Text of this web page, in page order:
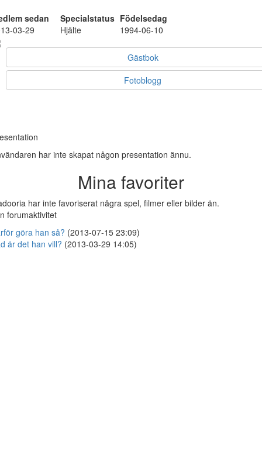
sedan Specialstatus Födelsedag
03-29
Hjälte 1994-06-10
Gästbok
Fotoblogg
har inte skapat någon presentation ännu.
Mina favoriter
har inte favoriserat några spel, filmer eller bilder än.
forumaktivitet
göra han så? (2013-07-15 23:09)
är det han vill? (2013-03-29 14:05)